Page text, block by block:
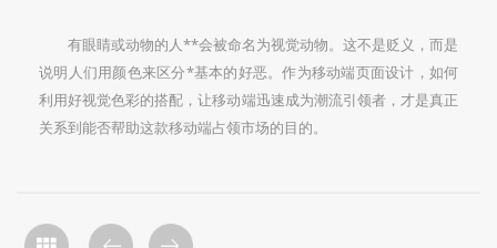
有眼睛或动物的人**会被命名为视觉动物。这不是贬义，而是
说明人们用颜色来区分*基本的好恶。作为移动端页面设计，如何
利用好视觉色彩的搭配，让移动端迅速成为潮流引领者，才是真正
关系到能否帮助这款移动端占领市场的目的。